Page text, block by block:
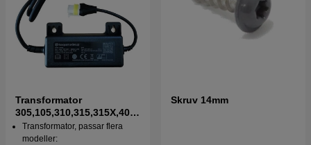
Transformator
305,105,310,315,315X,405
X,415X,310 Mark II,315
Mark II
Transformator, passar flera
modeller:
Skruv 14mm